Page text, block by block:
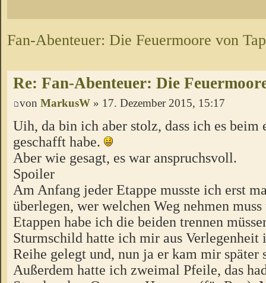
Fan-Abenteuer: Die Feuermoore von
Re: Fan-Abenteuer: Die
von MarkusW » 17. Dezember 2015, 15:17
Uih, da bin ich aber stolz, dass ich es beim
geschafft habe.
Aber wie gesagt, es war anspruchsvoll.
Spoiler
Am Anfang jeder Etappe musste ich erst
überlegen, wer welchen Weg nehmen
Etappen habe ich die beiden trennen
Sturmschild hatte ich mir aus Verlegenheit
Reihe gelegt und, nun ja er kam mir später
Außerdem hatte ich zweimal Pfeile, das